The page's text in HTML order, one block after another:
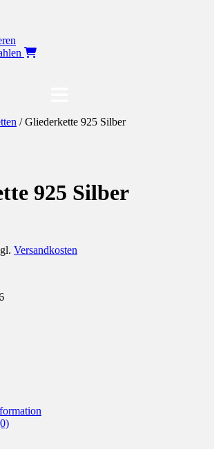
/ Gliederkette 925 Silber
925 Silber
Versandkosten